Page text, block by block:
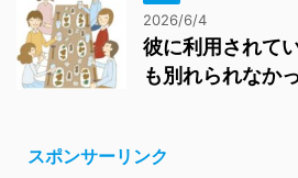
2026/6/4
彼に利用されて
も別れられなか
スポンサーリンク